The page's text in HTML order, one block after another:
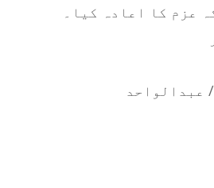
عزم کا اعادہ کیا۔
عبدالواحد